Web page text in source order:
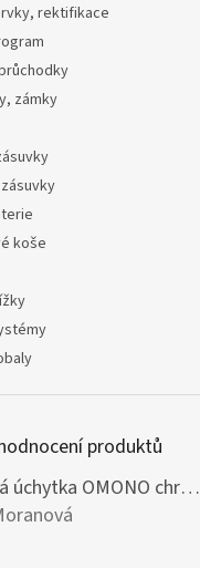
rektifikace
zámky
koše
produktů
Nábytková úchytka OMONO chrom lesklý
je 5 z 5 hvězdiček.